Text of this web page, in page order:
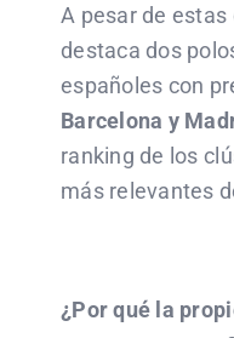
A pesar de
destaca dos
españoles con
Barcelona y
ranking de los
más relevantes
¿Por qué la